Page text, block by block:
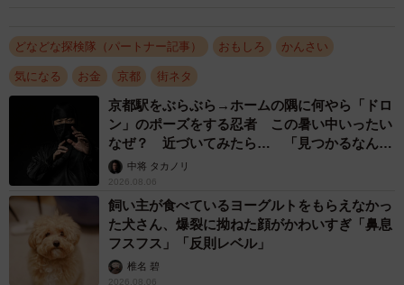
検討していく」としている。
どなどな探検隊（パートナー記事） おもしろ かんさい
気になる お金 京都 街ネタ
京都駅をぶらぶら→ホームの隅に何やら「ドロ
ン」のポーズをする忍者 この暑い中いったい
なぜ？ 近づいてみたら… 「見つかるなんて
未熟」中将 タカノリ
2026.08.06
飼い主が食べているヨーグルトをもらえなかっ
た犬さん、爆裂に拗ねた顔がかわいすぎ「鼻息
フスフス」「反則レベル」
椎名 碧
2026.08.06